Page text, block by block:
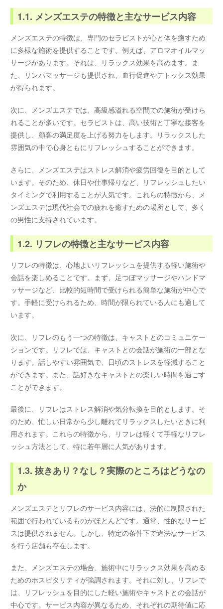
1.1. メンズエステの特徴と主なサービス内容
メンズエステの特徴は、専門のセラピストが心と体を癒すため
に多様な施術を提供することです。例えば、アロマオイルマッ
サージがあります。それは、リラックス効果を高めます。ま
た、リンパマッサージも提供され、血行促進やデトックス効果
が得られます。
次に、メンズエステでは、高級感溢れる空間での施術が受けら
れることが多いです。セラピストは、高い技術と丁寧な接客を
提供し、顧客の満足度を上げる努力をします。リラックスした
雰囲気の中で心身ともにリフレッシュすることができます。
さらに、メンズエステはストレス解消や疲労回復を目的として
います。そのため、休日や仕事帰りなど、リフレッシュしたい
タイミングで利用することが人気です。これらの特徴から、メ
ンズエステは現代社会での疲れを癒すための場所として、多く
の男性に支持されています。
1.2. リフレの特徴と主なサービス内容
リフレの特徴は、心地よいリフレッシュを提供する軽い施術や
会話を楽しめることです。まず、足つぼマッサージやハンドマ
ッサージなど、比較的短時間で受けられる簡単な施術が中心で
す。手軽に受けられるため、時間が限られている人にも適して
います。
次に、リフレのもう一つの特徴は、キャストとのコミュニケー
ションです。リフレでは、キャストとの会話が施術の一部とな
ります。話しやすい雰囲気で、日頃のストレスを軽減すること
ができます。また、話好きなキャストとの楽しい時間を過ごす
ことができます。
最後に、リフレはストレス解消や気分転換を目的とします。そ
のため、忙しい日常から少し離れてリラックスしたいときに利
用されます。これらの特徴から、リフレは軽くて手軽なリフレ
ッシュ方法として、特に若年層に人気があります。
1.3. 抜きあり？なし？実際のところはどうなの
か
メンズエステとリフレのサービス内容には、法的に制限された
範囲で行われているものがほとんどです。通常、性的なサービ
スは提供されません。しかし、特定の条件下で違法なサービス
を行う店舗も存在します。
また、メンズエステの場合、施術中にリラックス効果を高める
ためのホスピタリティが強調されます。それに対し、リフレで
は、リフレッシュを目的にした軽い施術やキャストとの会話が
中心です。サービス内容が異なるため、それぞれの期待値に応